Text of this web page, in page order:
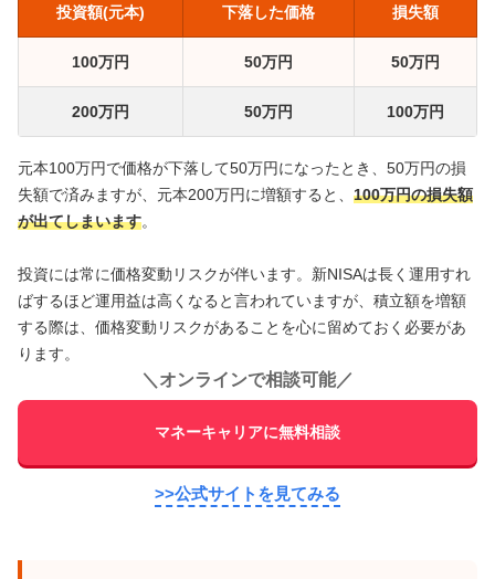
投資額(元本) 下落した価格 損失額
100万円 50万円 50万円
200万円 50万円 100万円
元本100万円で価格が下落して50万円になったとき、50万円の損
失額で済みますが、元本200万円に増額すると、 100万円の損失額
が出てしまいます。
投資には常に価格変動リスクが伴います。新NISAは長く運用すれ
ばするほど運用益は高くなると言われていますが、積立額を増額
する際は、価格変動リスクがあることを心に留めておく必要があ
ります。
＼ オンラインで相談可能／
マネーキャリアに無料相談
>>公式サイトを見てみる